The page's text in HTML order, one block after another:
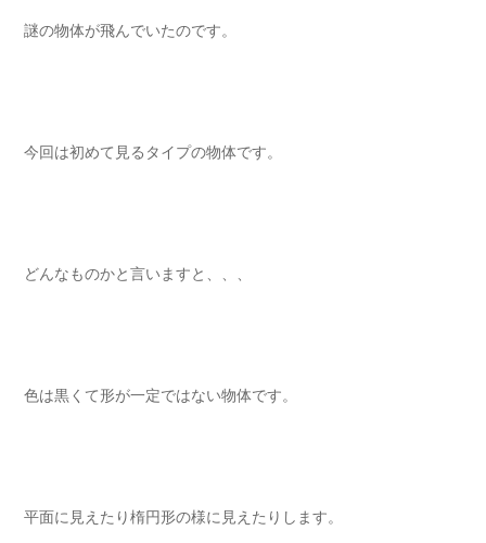
謎の物体が飛んでいたのです。
今回は初めて見るタイプの物体です。
どんなものかと言いますと、、、
色は黒くて形が一定ではない物体です。
平面に見えたり楕円形の様に見えたりします。